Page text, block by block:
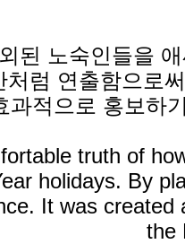
된 노숙인들을
럼 연출함으로
과적으로 홍보하
truth of
holidays. By
It was
the